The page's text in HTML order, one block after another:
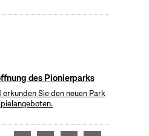
des Pionierparks
Sie den neuen Park